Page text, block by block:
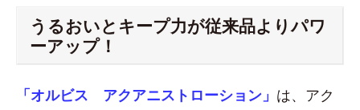
うるおいとキープ力が従来品よりパワ
ーアップ！
「オルビス アクアニストローション」 は、アク